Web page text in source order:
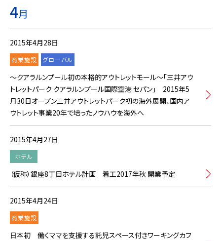
4月
2015年4月28日
商業施設 グローバル
～クアラルンプール初の本格的アウトレットモール～「三井アウ
トレットパーク クアラルンプール国際空港 セパン」 2015年5
月30日オープン三井アウトレットパーク初の海外展開、国内ア
ウトレット事業20年で培ったノウハウを海外へ
2015年4月27日
ホテル
（仮称）銀座8丁目ホテル計画 着工2017年秋 開業予定
2015年4月24日
商業施設
日本初 働くママを支援する託児スペース付きワーキングカフ